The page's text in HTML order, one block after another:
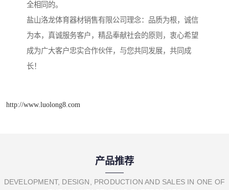
全相同的。
盐山洛龙体育器材销售有限公司理念：品质为根，诚信
为本，真诚服务客户，精品奉献社会的原则，衷心希望
成为广大客户忠实合作伙伴，与您共同发展，共同成
长！
http://www.luolong8.com
产品推荐
DEVELOPMENT, DESIGN, PRODUCTION AND SALES IN ONE OF